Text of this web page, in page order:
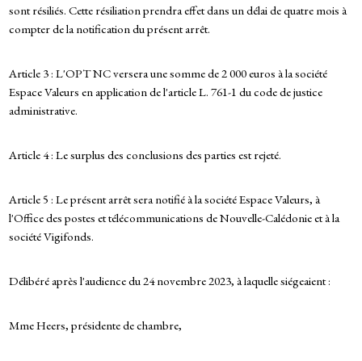
sont résiliés. Cette résiliation prendra effet dans un délai de quatre mois à
compter de la notification du présent arrêt.
Article 3 : L'OPT NC versera une somme de 2 000 euros à la société
Espace Valeurs en application de l'article L. 761-1 du code de justice
administrative.
Article 4 : Le surplus des conclusions des parties est rejeté.
Article 5 : Le présent arrêt sera notifié à la société Espace Valeurs, à
l'Office des postes et télécommunications de Nouvelle-Calédonie et à la
société Vigifonds.
Délibéré après l'audience du 24 novembre 2023, à laquelle siégeaient :
Mme Heers, présidente de chambre,